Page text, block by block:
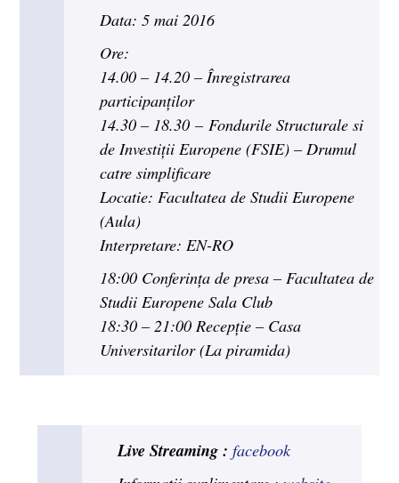
Data: 5 mai 2016
Ore:
14.00 – 14.20 – Înregistrarea
participanților
14.30 – 18.30 – Fondurile Structurale si
de Investiții Europene (FSIE) – Drumul
catre simplificare
Locatie: Facultatea de Studii Europene
(Aula)
Interpretare: EN-RO
18:00 Conferinţa de presa – Facultatea de
Studii Europene Sala Club
18:30 – 21:00 Recepţie – Casa
Universitarilor (La piramida)
Live Streaming : facebook